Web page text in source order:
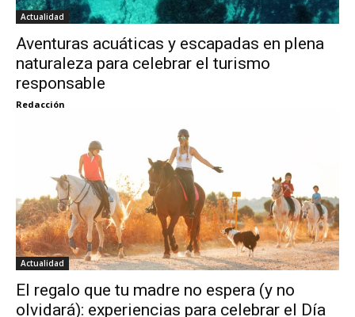
Actualidad
Aventuras acuáticas y escapadas en plena
naturaleza para celebrar el turismo
responsable
Redacción
Actualidad
El regalo que tu madre no espera (y no
olvidará): experiencias para celebrar el Día